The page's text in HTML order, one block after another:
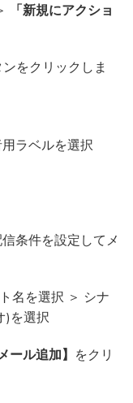
「新規にアクショ
をクリックしま
ラベルを選択
条件を設定してメ
名を選択 ＞ シナ
)を選択
ール追加】
をクリ